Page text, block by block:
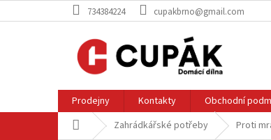
na
734384224 cupakbrno@gmail.com
Prodejny Kontakty Obchodní
Domů Zahrádkářské potřeby Proti